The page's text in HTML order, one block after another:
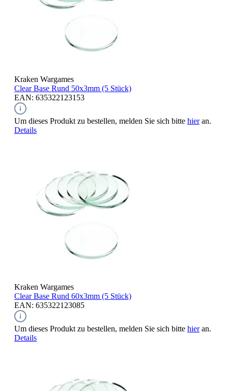
Kraken Wargames
Clear Base Rund 50x3mm (5 Stück)
EAN: 635322123153
Um dieses Produkt zu bestellen, melden Sie sich bitte hieran.
Details
Kraken Wargames
Clear Base Rund 60x3mm (5 Stück)
EAN: 635322123085
Um dieses Produkt zu bestellen, melden Sie sich bitte hieran.
Details